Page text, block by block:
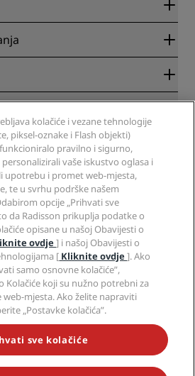
Radisson Rewards
mjesta
NAJPOPULARNIJE PONUDE
kolačiće i vezane tehnologije
piksel-oznake i Flash objekti)
funkcioniralo pravilno i sigurno,
vaše iskustvo oglasa i
upotrebu i promet web-mjesta,
te u svrhu podrške našem
opcije „Prihvati sve
da Radisson prikuplja podatke o
opisane u našoj Obavijesti o
ovdje] i našoj Obavijesti o
[ Kliknite ovdje]. Ako
samo osnovne kolačiće”,
Kolačiće koji su nužno potrebni za
mjesta. Ako želite napraviti
„Postavke kolačića”.
sve kolačiće